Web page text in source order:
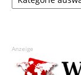
Anzeige